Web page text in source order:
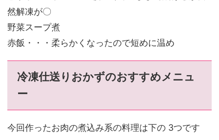
然解凍が〇
野菜スープ煮
赤飯・・・柔らかくなったので短めに温め
冷凍仕送りおかずのおすすめメニュ
ー
今回作ったお肉の煮込み系の料理は下の 3つです